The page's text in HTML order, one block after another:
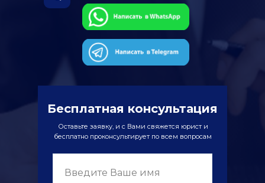
Введите Ваше имя
Оставьте заявку, и с Вами свяжется юрист и
бесплатно проконсультирует по всем вопросам
Бесплатная консультация